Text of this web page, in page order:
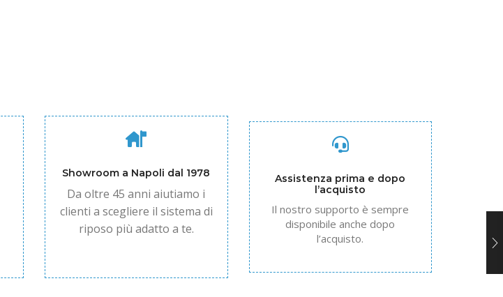
Showroom a Napoli dal 1978
Da oltre 45 anni aiutiamo i
clienti a scegliere il sistema di
riposo più adatto a te.
Assistenza prima e dopo
l’acquisto
Il nostro supporto è sempre
disponibile anche dopo
l’acquisto.